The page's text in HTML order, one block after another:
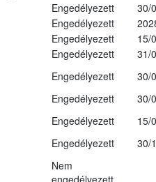
Engedélyezett
30/
Engedélyezett
Engedélyezett
15/
Engedélyezett
31/
Engedélyezett
30/
Engedélyezett
30/
Engedélyezett
15/
Engedélyezett
30/
Nem